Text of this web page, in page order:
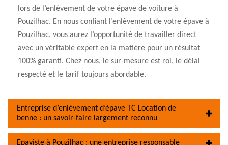
lors de l’enlèvement de votre épave de voiture à
Pouzilhac. En nous confiant l’enlèvement de votre épave à
Pouzilhac, vous aurez l’opportunité de travailler direct
avec un véritable expert en la matière pour un résultat
100% garanti. Chez nous, le sur-mesure est roi, le délai
respecté et le tarif toujours abordable.
Entreprise d’enlèvement d’épave TC Location de
benne : un savoir-faire largement reconnu
Epaviste à Pouzilhac : une entreprise responsable